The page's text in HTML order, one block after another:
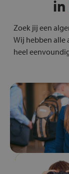
in
Zoek jij een
Wij hebben alle
heel